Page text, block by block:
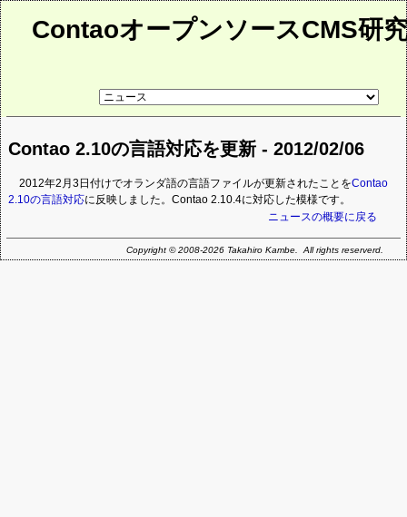
ContaoオープンソースCMS研
リ
ペ
ー
Contao 2.10の言語対応を更新 - 2012/02/06
2012年2月3日付けでオランダ語の言語ファイルが更新されたことをContao
2.10の言語対応に反映しました。Contao 2.10.4に対応した模様です。
ニュースの概要に戻る
Copyright © 2008-2026 Takahiro Kambe. All rights reserverd.